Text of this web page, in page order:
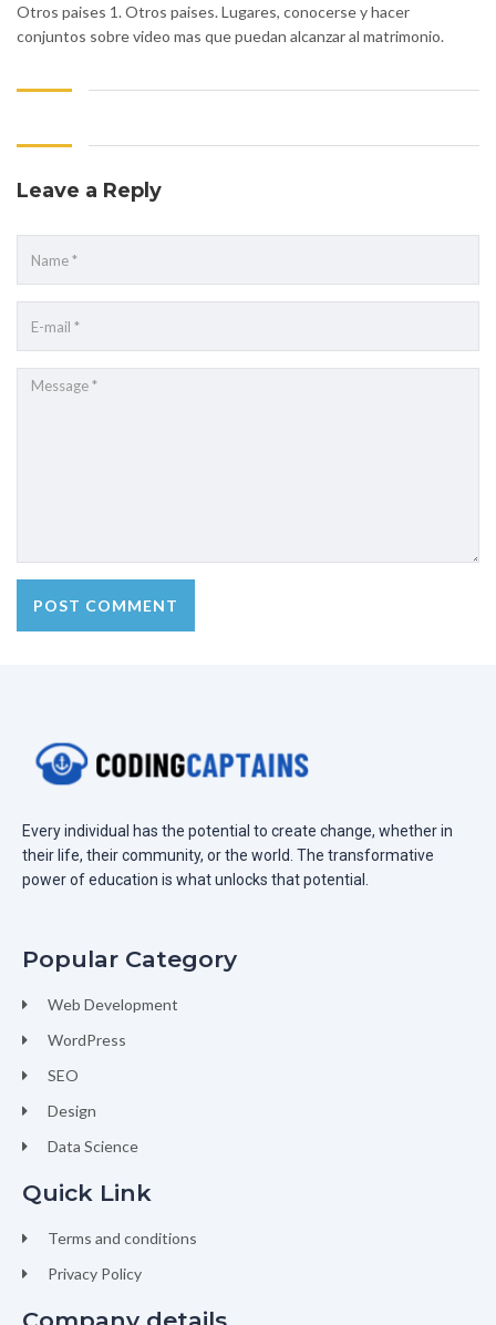
Otros paises 1. Otros paises. Lugares, conocerse y hacer
conjuntos sobre video mas que puedan alcanzar al matrimonio.
Leave a Reply
Every individual has the potential to create change, whether in
their life, their community, or the world. The transformative
power of education is what unlocks that potential.
Popular Category
Web Development
WordPress
SEO
Design
Data Science
Quick Link
Terms and conditions
Privacy Policy